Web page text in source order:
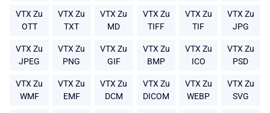
VTX Zu
OTT
VTX Zu
TXT
VTX Zu
MD
VTX Zu
TIFF
VTX Zu
TIF
VTX Zu
JPG
VTX Zu
JPEG
VTX Zu
PNG
VTX Zu
GIF
VTX Zu
BMP
VTX Zu
ICO
VTX Zu
PSD
VTX Zu
WMF
VTX Zu
EMF
VTX Zu
DCM
VTX Zu
DICOM
VTX Zu
WEBP
VTX Zu
SVG